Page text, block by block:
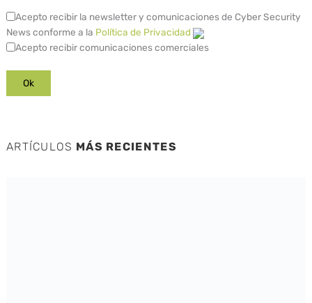
Acepto recibir la newsletter y comunicaciones de Cyber Security
News conforme a la Política de Privacidad
Acepto recibir comunicaciones comerciales
ARTÍCULOS MÁS RECIENTES